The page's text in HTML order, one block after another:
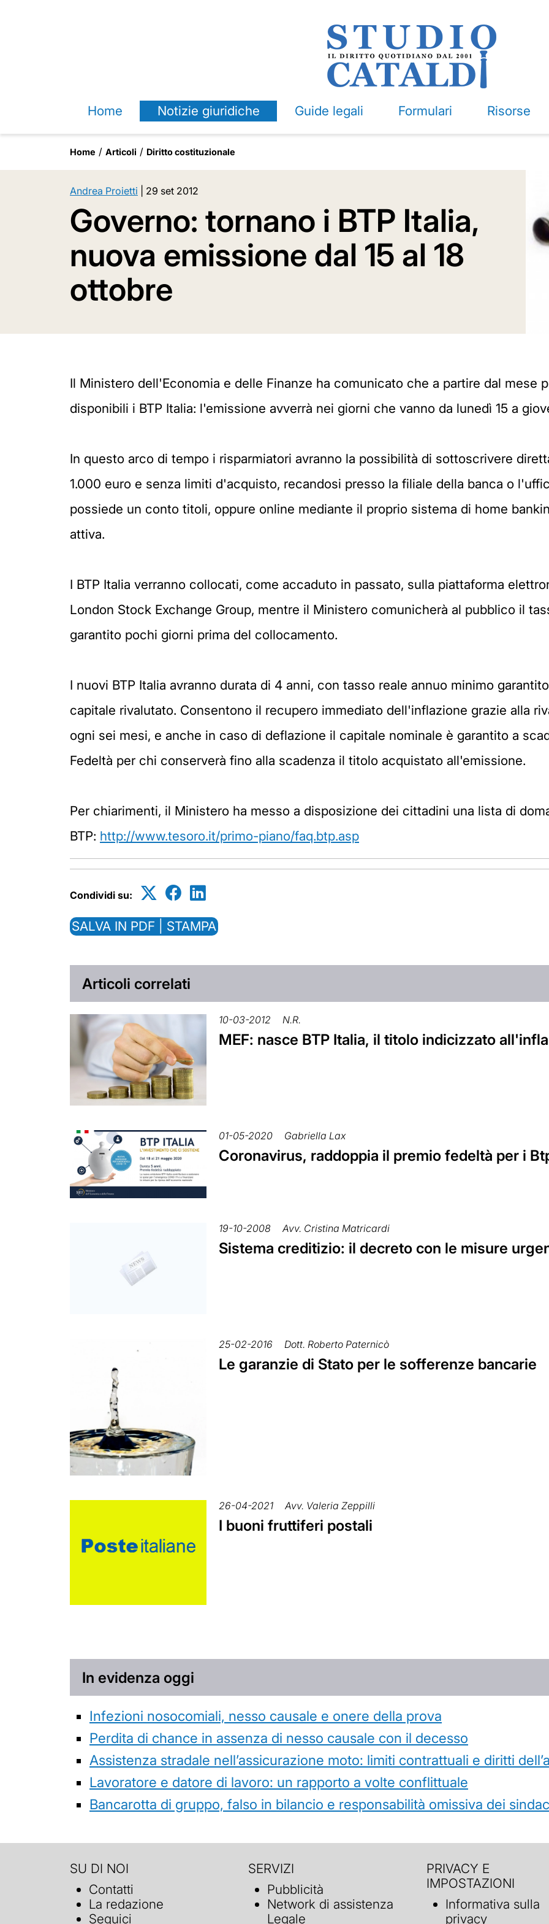
Home Notizie giuridiche Guide legali Formulari Risorse
Home Articoli Diritto costituzionale
Andrea Proietti 29 set 2012
Governo: tornano i BTP Italia,
nuova emissione dal 15 al 18
ottobre
Il Ministero dell'Economia e delle Finanze ha comunicato che a partire dal mese
disponibili i BTP Italia: l'emissione avverrà nei giorni che vanno da lunedì 15 a
In questo arco di tempo i risparmiatori avranno la possibilità di sottoscrivere
1.000 euro e senza limiti d'acquisto, recandosi presso la filiale della banca o
possiede un conto titoli, oppure online mediante il proprio sistema di home
attiva.
I BTP Italia verranno collocati, come accaduto in passato, sulla piattaforma
London Stock Exchange Group, mentre il Ministero comunicherà al pubblico il
garantito pochi giorni prima del collocamento.
I nuovi BTP Italia avranno durata di 4 anni, con tasso reale annuo minimo
capitale rivalutato. Consentono il recupero immediato dell'inflazione grazie alla
ogni sei mesi, e anche in caso di deflazione il capitale nominale è garantito a
Fedeltà per chi conserverà fino alla scadenza il titolo acquistato all'emissione.
Per chiarimenti, il Ministero ha messo a disposizione dei cittadini una lista di
BTP: http://www.tesoro.it/primo-piano/faq.btp.asp
Condividi su:
SALVA IN PDF | STAMPA
Articoli correlati
10-03-2012 N.R.
MEF: nasce BTP Italia, il titolo indicizzato
01-05-2020 Gabriella Lax
Coronavirus, raddoppia il premio fedeltà per i
19-10-2008 Avv. Cristina Matricardi
Sistema creditizio: il decreto con le misure
25-02-2016 Dott. Roberto Paternicò
Le garanzie di Stato per le sofferenze bancarie
26-04-2021 Avv. Valeria Zeppilli
I buoni fruttiferi postali
In evidenza oggi
Infezioni nosocomiali, nesso causale e onere della prova
Perdita di chance in assenza di nesso causale con il decesso
Assistenza stradale nell’assicurazione moto: limiti contrattuali e diritti
Lavoratore e datore di lavoro: un rapporto a volte conflittuale
Bancarotta di gruppo, falso in bilancio e responsabilità omissiva dei
SU DI NOI
Contatti
La redazione
Seguici
SERVIZI
Pubblicità
Network di assistenza
Legale
PRIVACY E
IMPOSTAZIONI
Informativa sulla
privacy